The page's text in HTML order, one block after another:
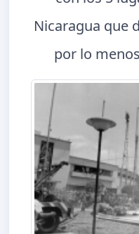
Nicaragua que
por lo